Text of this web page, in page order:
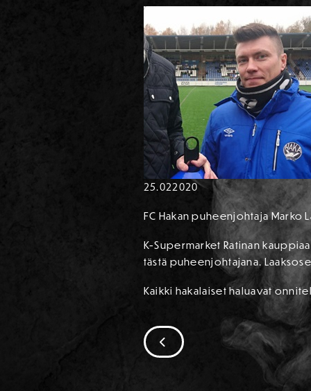
25.022020
FC Hakan puheenjohtaja Marko
K-Supermarket Ratinan
tästä puheenjohtajana.
Kaikki hakalaiset haluavat
SIIRRY EDELLISEEN